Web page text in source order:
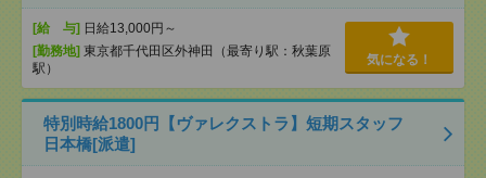
[給 与] 日給13,000円～
[勤務地] 東京都千代田区外神田（最寄り駅：秋葉原
駅）
気になる！
特別時給1800円【ヴァレクストラ】短期スタッフ
日本橋[派遣]